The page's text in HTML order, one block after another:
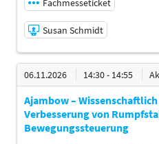
Fachmesseticket
Susan Schmidt
06.11.2026 | 10:30 - 10:55
Susan Schmidt
Referent:in
Sprache
Deutsch
06.11.2026 14:30 - 14:55
Ajambow –
Verbesserung von
Bewegungssteuerung